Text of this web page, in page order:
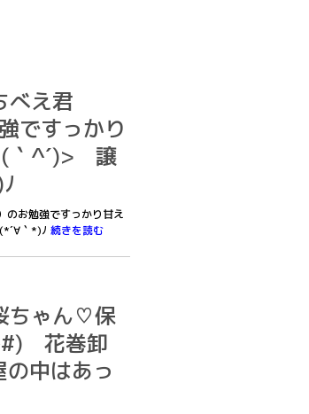
え君
ですっかり
｀^´)> 譲
お勉強ですっかり甘え
｀*)ﾉ 続きを読む
ちゃん♡保
花巻卸
中はあっ